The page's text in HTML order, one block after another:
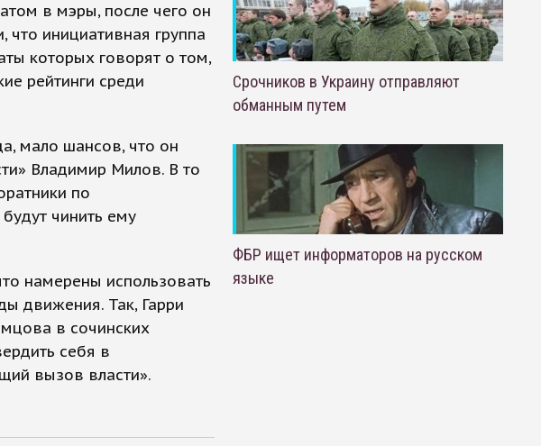
в мэры, после чего он
что инициативная группа
которых говорят о том,
рейтинги среди
мало шансов, что он
Владимир Милов. В то
по
чинить ему
намерены использовать
движения. Так, Гарри
в сочинских
себя в
вызов власти».
Срочников в Украину отправляют
обманным путем
ФБР ищет информаторов на русском
языке